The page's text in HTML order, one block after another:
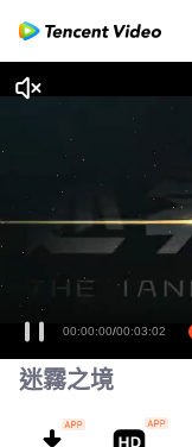
00:00:00/00:03:02
迷霧之境